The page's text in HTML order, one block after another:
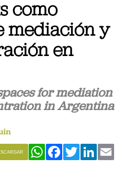
como
mediación y
en
for mediation
in Argentina
WhatsAppFacebookTwitter